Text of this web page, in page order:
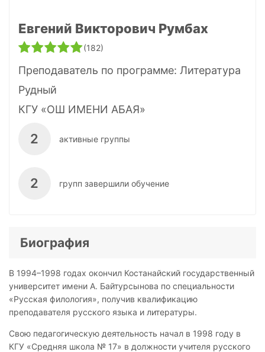
Евгений Викторович Румбах
(182)
Преподаватель по программе: Литература
Рудный
КГУ «ОШ ИМЕНИ АБАЯ»
2 активные группы
2 групп завершили обучение
Биография
В 1994–1998 годах окончил Костанайский государственный
университет имени А. Байтурсынова по специальности
«Русская филология», получив квалификацию
преподавателя русского языка и литературы.
Свою педагогическую деятельность начал в 1998 году в
КГУ «Средняя школа № 17» в должности учителя русского